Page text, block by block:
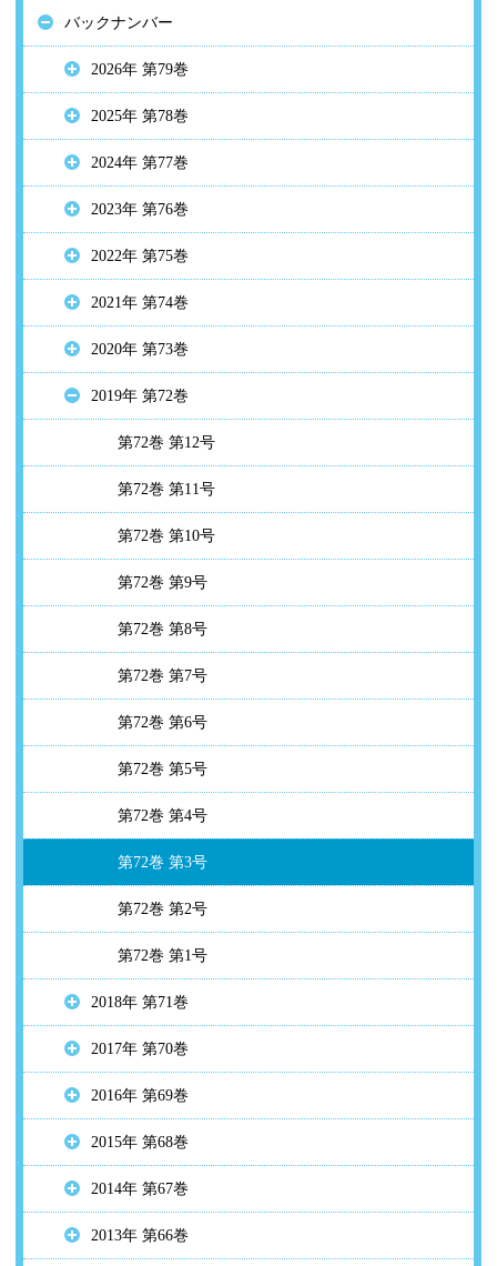
バックナンバー
2026年 第79巻
2025年 第78巻
2024年 第77巻
2023年 第76巻
2022年 第75巻
2021年 第74巻
2020年 第73巻
2019年 第72巻
第72巻 第12号
第72巻 第11号
第72巻 第10号
第72巻 第9号
第72巻 第8号
第72巻 第7号
第72巻 第6号
第72巻 第5号
第72巻 第4号
第72巻 第3号
第72巻 第2号
第72巻 第1号
2018年 第71巻
2017年 第70巻
2016年 第69巻
2015年 第68巻
2014年 第67巻
2013年 第66巻